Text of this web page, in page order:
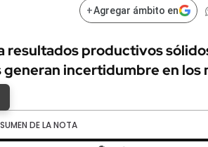
+Agregar ámbito en
resultados productivos
generan incertidumbre en los
DE LA NOTA